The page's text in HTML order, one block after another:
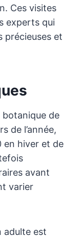
Ces visites
experts qui
précieuses et
botanique de
de l’année,
en hiver et de
avant
varier
adulte est